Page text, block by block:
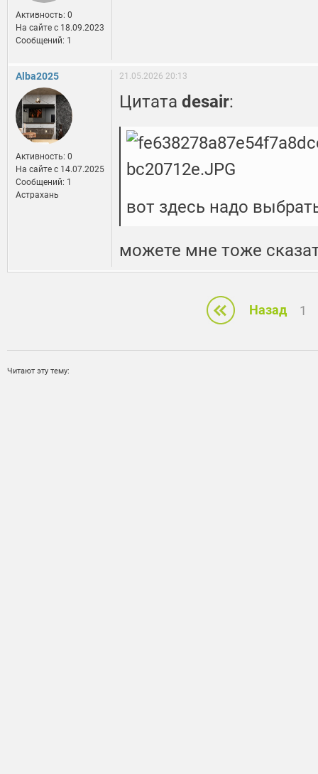
Активность: 0
На сайте c 18.09.2023
Сообщений: 1
Alba2025
Активность: 0
На сайте c 14.07.2025
Сообщений: 1
Астрахань
21.05.2026 20:13
Цитата desair:
вот здесь надо
можете мне тоже
Назад 1
Читают эту тему: